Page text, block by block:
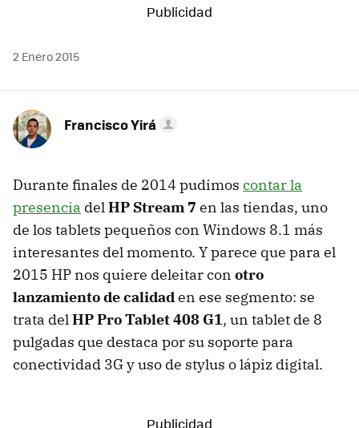
MAIL
2 Enero 2015
Francisco Yirá
Durante finales de 2014 pudimos contar la
presencia delHP Stream 7 en las tiendas, uno
de los tablets pequeños con Windows 8.1 más
interesantes del momento. Y parece que para el
2015 HP nos quiere deleitar con otro
lanzamiento de calidaden ese segmento: se
trata delHP Pro Tablet 408 G1, un tablet de 8
pulgadas que destaca por su soporte para
conectividad 3G y uso de stylus o lápiz digital.